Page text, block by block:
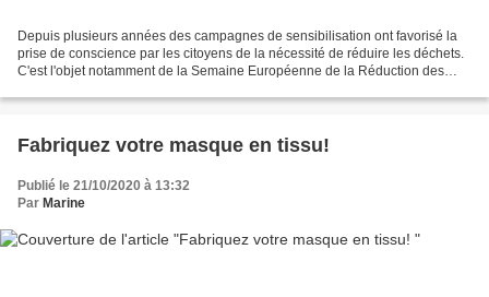
Depuis plusieurs années des campagnes de sensibilisation ont favorisé la
prise de conscience par les citoyens de la nécessité de réduire les déchets.
C'est l'objet notamment de la Semaine Européenne de la Réduction des
Fabriquez votre masque en tissu!
Publié le 21/10/2020 à 13:32
Par Marine